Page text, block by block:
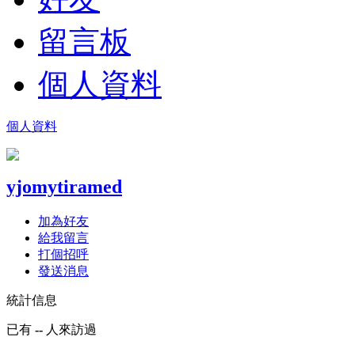
留言板
個人資料
個人資料
yjomytiramed
加為好友
給我留言
打個招呼
發送消息
統計信息
已有 -- 人來訪過